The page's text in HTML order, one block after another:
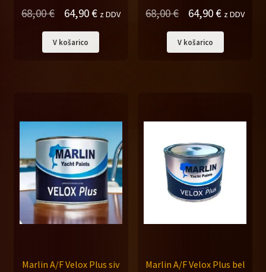
68,00€
Izvirna
cena
je
64,90€Trenutna
cena
je:
z DDV
V košarico
68,00€
Izvirna
cena
je
64,90 €Trenutna
cena
je:
z DDV
V košarico
Marlin A/F Velox Plus siv
Marlin A/F Velox Plus bel